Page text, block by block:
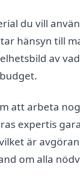
du vill
hänsyn till
av
att arbeta
expertis
är
om alla